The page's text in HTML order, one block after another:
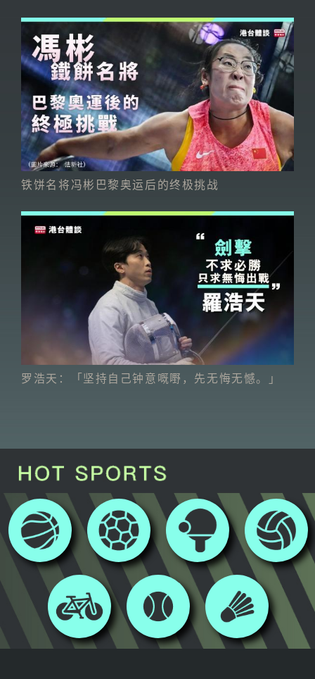
铁饼名将冯彬巴黎奥运后的终极挑战
罗浩天：「坚持自己钟意嘅嘢，先无悔无憾。」